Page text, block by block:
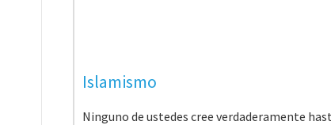
Islamismo
Ninguno de ustedes cree verdaderamente